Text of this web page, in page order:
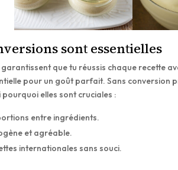
sont essentielles
que tu réussis chaque recette
pour un goût parfait. Sans conversion
pourquoi elles sont cruciales :
entre ingrédients.
et agréable.
internationales sans souci.